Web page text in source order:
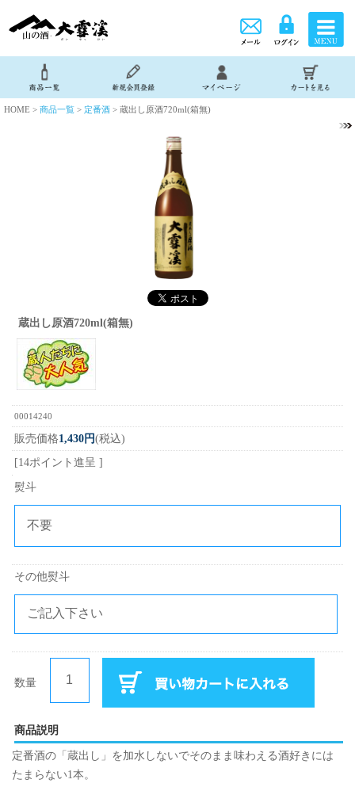
HOME > 商品一覧 > 定番酒 > 蔵出し原酒720ml(箱無)
蔵出し原酒720ml(箱無)
00014240
販売価格1,430円(税込)
[14ポイント進呈 ]
熨斗
その他熨斗
数量
商品説明
定番酒の「蔵出し」を加水しないでそのまま味わえる酒好きには
たまらない1本。